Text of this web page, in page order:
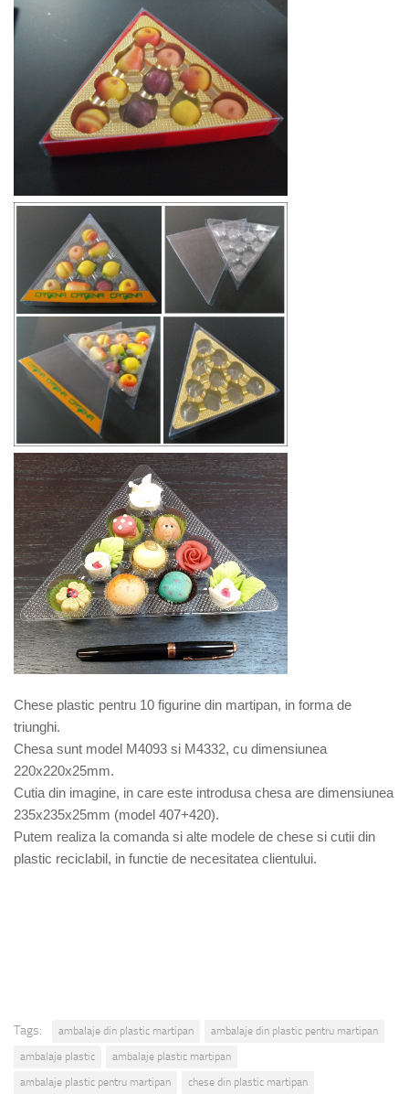
Chese plastic pentru 10 figurine din martipan, in forma de
triunghi.
Chesa sunt model M4093 si M4332, cu dimensiunea
220x220x25mm.
Cutia din imagine, in care este introdusa chesa are dimensiunea
235x235x25mm (model 407+420).
Putem realiza la comanda si alte modele de chese si cutii din
plastic reciclabil, in functie de necesitatea clientului.
Tags: ambalaje din plastic martipan
ambalaje din plastic pentru martipan
ambalaje plastic
ambalaje plastic martipan
ambalaje plastic pentru martipan
chese din plastic martipan